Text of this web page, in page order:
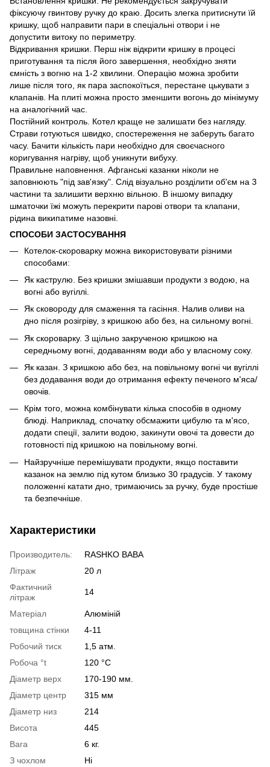
фіксуючу гвинтову ручку до краю. Досить злегка притиснути їй
кришку, щоб направити пари в спеціальні отвори і не
допустити витоку по периметру.
Відкривання кришки. Перш ніж відкрити кришку в процесі
приготування та після його завершення, необхідно зняти
ємність з вогню на 1-2 хвилини. Операцію можна зробити
лише після того, як пара заспокоїться, перестане цькувати з
клапанів. На плиті можна просто зменшити вогонь до мінімуму
на аналогічний час.
Постійний контроль. Котел краще не залишати без нагляду.
Страви готуються швидко, спостереження не заберуть багато
часу. Бачити кількість пари необхідно для своєчасного
коригування нагріву, щоб уникнути вибуху.
Правильне наповнення. Афганські казанки ніколи не
заповнюють "під зав'язку". Слід візуально розділити об'єм на 3
частини та залишити верхню вільною. В іншому випадку
шматочки їжі можуть перекрити парові отвори та клапани,
рідина википатиме назовні.
СПОСОБИ ЗАСТОСУВАННЯ
Котелок-скороварку можна використовувати різними
способами:
Як каструлю. Без кришки змішавши продукти з водою, на
вогні або вугіллі.
Як сковороду для смаження та гасіння. Налив оливи на
дно після розігріву, з кришкою або без, на сильному вогні.
Як скороварку. З щільно закрученою кришкою на
середньому вогні, додаванням води або у власному соку.
Як казан. З кришкою або без, на повільному вогні чи вугіллі
без додавання води до отримання ефекту печеного м'яса/
овочів.
Крім того, можна комбінувати кілька способів в одному
блюді. Наприклад, спочатку обсмажити цибулю та м'ясо,
додати спеції, залити водою, закинути овочі та довести до
готовності під кришкою на повільному вогні.
Найзручніше перемішувати продукти, якщо поставити
казанок на землю під кутом близько 30 градусів. У такому
положенні катати дно, тримаючись за ручку, буде простіше
та безпечніше.
Характеристики
Производитель:
RASHKO BABA
Літраж
20 л
Фактичний
літраж
14
Матеріал
Алюміній
товщина стінки
4-11
Робочий тиск
1,5 атм.
Робоча °t
120 °C
Діаметр верх
170-190 мм.
Діаметр центр
315 мм
Діаметр низ
214
Висота
445
Вага
6 кг.
З чохлом
Ні